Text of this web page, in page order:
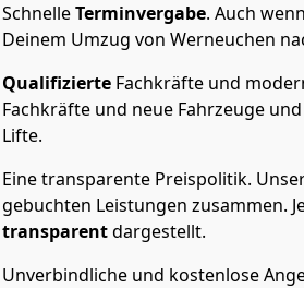
SchnelleTerminvergabe. Auch
Deinem Umzug von Werneuchen
Qualifizierte Fachkräfte und
Fachkräfte und neue Fahrzeuge
Lifte.
Eine transparente Preispolitik.
gebuchten Leistungen zusammen.
transparentdargestellt.
Unverbindliche und kostenlose